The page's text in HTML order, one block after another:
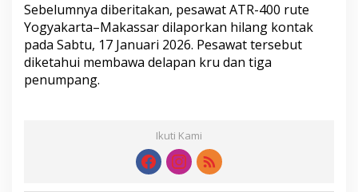
Sebelumnya diberitakan, pesawat ATR-400 rute
Yogyakarta–Makassar dilaporkan hilang kontak
pada Sabtu, 17 Januari 2026. Pesawat tersebut
diketahui membawa delapan kru dan tiga
penumpang.
Ikuti Kami